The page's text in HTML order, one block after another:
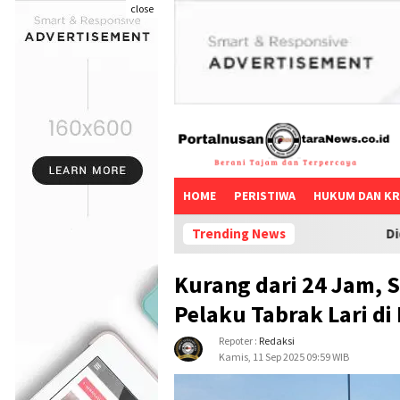
close
HOME PERISTIWA HUKUM DAN
Trending NewsDiduga Pelanggaran
Kurang dari 24 Jam,
Pelaku Tabrak Lari
Repoter : Redaksi
Kamis, 11 Sep 2025 09:59 WIB